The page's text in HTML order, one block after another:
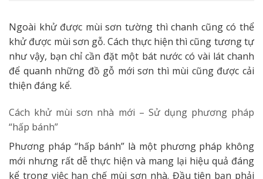
Ngoài khử được mùi sơn tường thì chanh cũng có thể
khử được mùi sơn gỗ. Cách thực hiện thì cũng tương tự
như vậy, bạn chỉ cần đặt một bát nước có vài lát chanh
để quanh những đồ gỗ mới sơn thì mùi cũng được cải
thiện đáng kể.
Cách khử mùi sơn nhà mới – Sử dụng phương pháp
“hấp bánh”
Phương pháp “hấp bánh” là một phương pháp không
mới nhưng rất dễ thực hiện và mang lại hiệu quả đáng
kể trong việc hạn chế mùi sơn nhà. Đầu tiên bạn phải